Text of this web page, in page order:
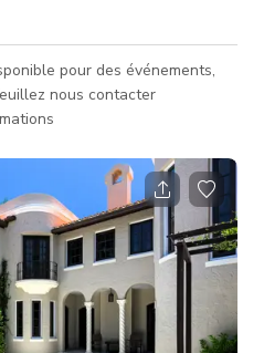
pour des événements,